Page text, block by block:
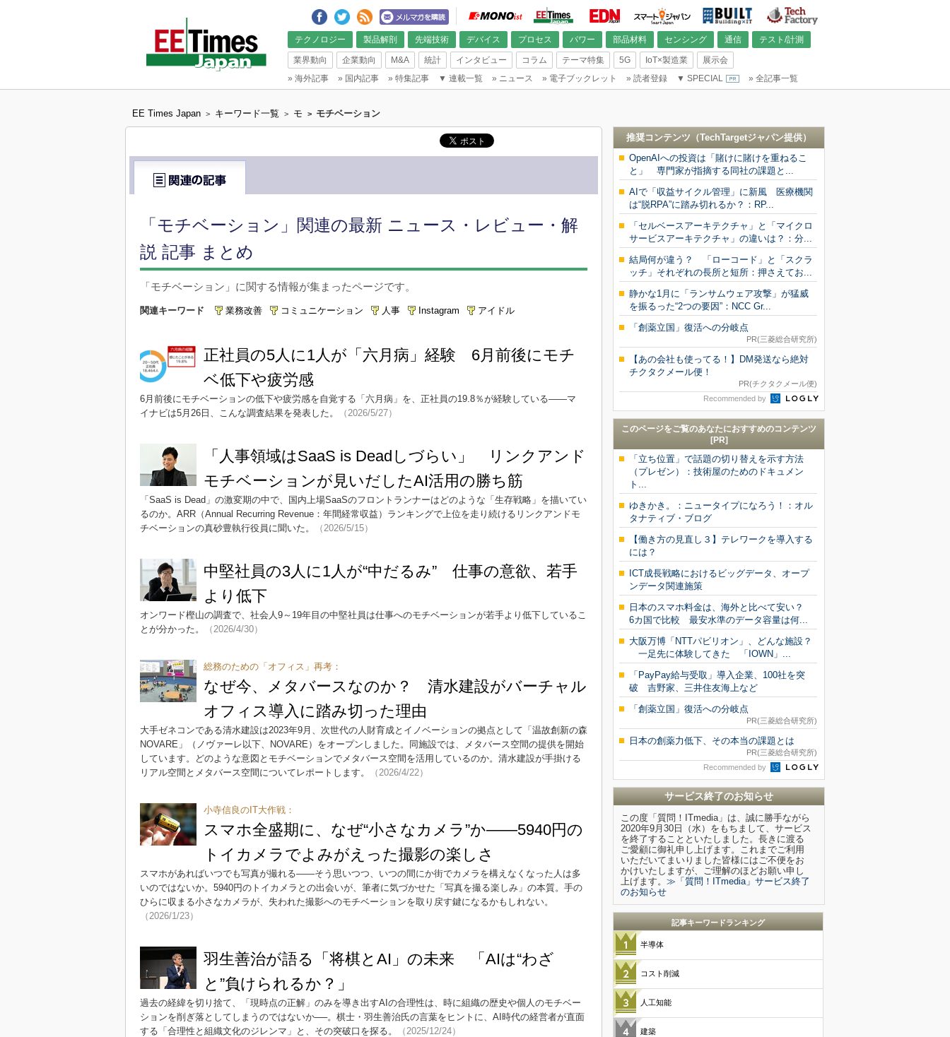
テクノロジー 製品解剖 先端技術 デバイス プロセス パワー 部品材料 センシング 通信 テスト/計測
業界動向 企業動向 M&A 統計 インタビュー コラム テーマ特集 5G IoT×製造業
展示会
» 海外記事 » 国内記事 » 特集記事 ▼ 連載一覧 » ニュース » 電子ブックレット » 読者登録 ▼ SPECIAL » 全記事一覧
EE Times Japan > キーワード一覧 > モ > モチベーション
「モチベーション」関連の最新 ニュース・レビュー・解
説 記事 まとめ
「モチベーション」に関する情報が集まったページです。
関連キーワード 業務改善 コミュニケーション 人事 Instagram アイドル
正社員の5人に1人が「六月病」経験 6月前後にモチ
ベ低下や疲労感
6月前後にモチベーションの低下や疲労感を自覚する「六月病」を、正社員の19.8％が経験している――マ
イナビは5月26日、こんな調査結果を発表した。
（2026/5/27）
「人事領域はSaaS is Deadしづらい」 リンクアンド
モチベーションが見いだしたAI活用の勝ち筋
「SaaS is Dead」の激変期の中で、国内上場SaaSのフロントランナーはどのような「生存戦略」を描いてい
るのか。ARR（Annual Recurring Revenue：年間経常収益）ランキングで上位を走り続けるリンクアンドモ
チベーションの真砂豊執行役員に聞いた。
（2026/5/15）
中堅社員の3人に1人が“中だるみ” 仕事の意欲、若手
より低下
オンワード樫山の調査で、社会人9～19年目の中堅社員は仕事へのモチベーションが若手より低下しているこ
とが分かった。
（2026/4/30）
総務のための「オフィス」再考：
なぜ今、メタバースなのか？ 清水建設がバーチャル
オフィス導入に踏み切った理由
大手ゼネコンである清水建設は2023年9月、次世代の人財育成とイノベーションの拠点として「温故創新の森
NOVARE」（ノヴァーレ以下、NOVARE）をオープンしました。同施設では、メタバース空間の提供を開始
しています。どのような意図とモチベーションでメタバース空間を活用しているのか。清水建設が手掛ける
リアル空間とメタバース空間についてレポートします。
（2026/4/22）
小寺信良のIT大作戦：
スマホ全盛期に、なぜ“小さなカメラ”か――5940円の
トイカメラでよみがえった撮影の楽しさ
スマホがあればいつでも写真が撮れる――そう思いつつ、いつの間にか街でカメラを構えなくなった人は多
いのではないか。5940円のトイカメラとの出会いが、筆者に気づかせた「写真を撮る楽しみ」の本質。手の
ひらに収まる小さなカメラが、失われた撮影へのモチベーションを取り戻す鍵になるかもしれない。
（2026/1/23）
羽生善治が語る「将棋とAI」の未来 「AIは“わざ
と”負けられるか？」
過去の経緯を切り捨て、「現時点の正解」のみを導き出すAIの合理性は、時に組織の歴史や個人のモチベー
ションを削ぎ落としてしまうのではないか──。棋士・羽生善治氏の言葉をヒントに、AI時代の経営者が直面
する「合理性と組織文化のジレンマ」と、その突破口を探る。
（2025/12/24）
推奨コンテンツ（TechTargetジャパン提供）
OpenAIへの投資は「賭けに賭けを重ねるこ
と」 専門家が指摘する同社の課題と...
AIで「収益サイクル管理」に新風 医療機関
は“脱RPA”に踏み切れるか？：RP...
「セルベースアーキテクチャ」と「マイクロ
サービスアーキテクチャ」の違いは？：分...
結局何が違う？ 「ローコード」と「スクラ
ッチ」それぞれの長所と短所：押さえてお...
静かな1月に「ランサムウェア攻撃」が猛威
を振るった“2つの要因”：NCC Gr...
「創薬立国」復活への分岐点
PR(三菱総合研究所)
【あの会社も使ってる！】DM発送なら絶対
チクタクメール便！
PR(チクタクメール便)
Recommended by
このページをご覧のあなたにおすすめのコンテンツ
[PR]
「立ち位置」で話題の切り替えを示す方法
（プレゼン）：技術屋のためのドキュメン
ト...
ゆきかき。：ニュータイプになろう！：オル
タナティブ・ブログ
【働き方の見直し３】テレワークを導入する
には？
ICT成長戦略におけるビッグデータ、オープ
ンデータ関連施策
日本のスマホ料金は、海外と比べて安い？
6カ国で比較 最安水準のデータ容量は何...
大阪万博「NTTパビリオン」、どんな施設？
一足先に体験してきた 「IOWN」...
「PayPay給与受取」導入企業、100社を突
破 吉野家、三井住友海上など
「創薬立国」復活への分岐点
PR(三菱総合研究所)
日本の創薬力低下、その本当の課題とは
PR(三菱総合研究所)
Recommended by
サービス終了のお知らせ
この度「質問！ITmedia」は、誠に勝手ながら
2020年9月30日（水）をもちまして、サービス
を終了することといたしました。長きに渡る
ご愛顧に御礼申し上げます。これまでご利用
いただいてまいりました皆様にはご不便をお
かけいたしますが、ご理解のほどお願い申し
上げます。 ≫「質問！ITmedia」サービス終了
のお知らせ
記事キーワードランキング
半導体
コスト削減
人工知能
建築